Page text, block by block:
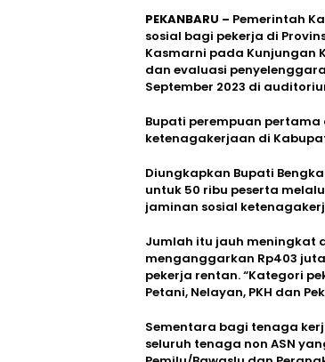
PEKANBARU – Pemerintah
sosial bagi pekerja di
Kasmarni pada Kunjungan
dan evaluasi
September 2023 di
Bupati perempuan
ketenagakerjaan di
Diungkapkan Bupati
untuk 50 ribu peserta
jaminan sosial
Jumlah itu jauh meningkat
menganggarkan Rp403
pekerja rentan. “Kategori
Petani, Nelayan, PKH dan
Sementara bagi tenaga
seluruh tenaga non ASN